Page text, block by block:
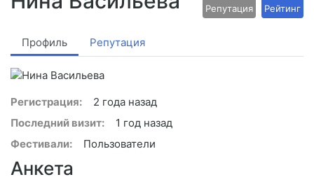
Репутация Рейтинг
Профиль Репутация
Регистрация:
2 года назад
Последний визит:
1 год назад
Фестивали:
Пользователи
Анкета